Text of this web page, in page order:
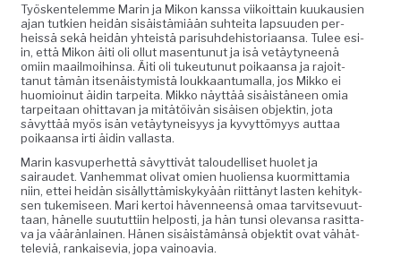
Työsken­telemme Marin ja Mikon kanssa viikoit­tain kuukausien
ajan tutkien hei­dän sisäistämiään suhtei­ta lap­su­u­den per­
heis­sä sekä hei­dän yhteistä parisuhde­his­to­ri­aansa. Tulee esi­
in, että Mikon äiti oli ollut masen­tunut ja isä vetäy­tyneenä
omi­in maail­moi­hin­sa. Äiti oli tukeu­tunut poikaansa ja rajoit­
tanut tämän itsenäistymistä loukkaan­tu­mal­la, jos Mikko ei
huomioin­ut äidin tarpei­ta. Mikko näyt­tää sisäistäneen omia
tarpeitaan ohit­ta­van ja mitätöivän sisäisen objek­tin, jota
sävyt­tää myös isän vetäy­tyneisyys ja kyvyt­tömyys aut­taa
poikaansa irti äidin vallasta.
Marin kasvu­per­het­tä sävyt­tivät taloudel­liset huo­let ja
sairaudet. Van­hem­mat oli­vat omien huolien­sa kuor­mit­tamia
niin, ettei hei­dän sisäl­lyt­tämiskykyään riit­tänyt las­ten kehi­tyk­
sen tukemiseen. Mari ker­toi häven­neen­sä omaa tarvit­se­vu­ut­
taan, hänelle suu­tut­ti­in hel­posti, ja hän tun­si ole­vansa rasit­ta­
va ja väärän­lainen. Hänen sisäistämän­sä objek­tit ovat vähät­
tele­viä, rankai­se­via, jopa vainoavia.